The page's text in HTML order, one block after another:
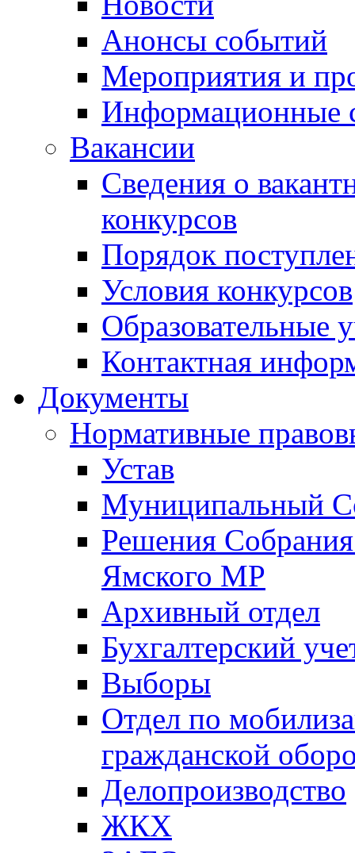
Анонсы событий
Мероприятия и
Информационные
Вакансии
Сведения о
конкурсов
Порядок
Условия конкурсов
Образовательные
Контактная
Документы
Нормативные
Устав
Муниципальный
Решения
Ямского МР
Архивный отдел
Бухгалтерский
Выборы
Отдел по
гражданской
Делопроизводство
ЖКХ